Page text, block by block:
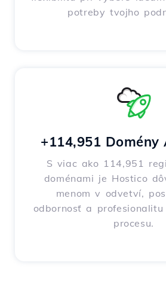
potreby tvojho
+114,951
S viac ako 114,951
doménami je Hostico
menom v odvetví,
odbornosť a
procesu.